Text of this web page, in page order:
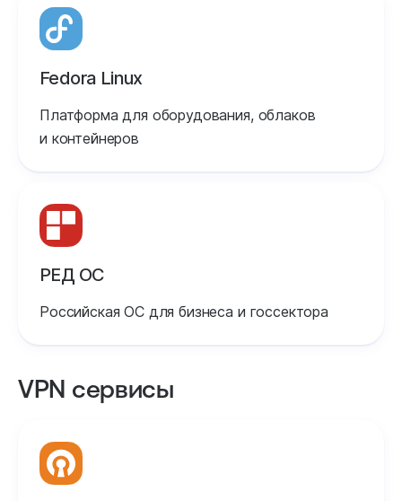
Fedora Linux
Платформа для оборудования, облаков
и контейнеров
РЕД ОС
Российская ОС для бизнеса и госсектора
VPN сервисы